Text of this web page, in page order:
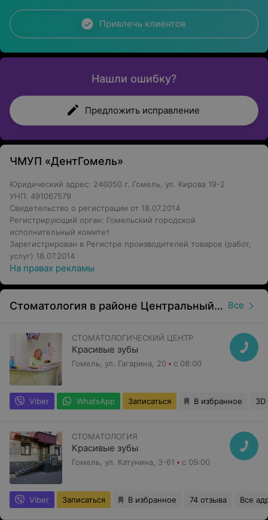
Привлечь клиентов
Нашли ошибку?
Предложить исправление
ЧМУП «ДентГомель»
Юридический адрес: 246050 г. Гомель, ул. Кирова 19-2
УНП: 491067579
Свидетельство о регистрации от 18.07.2014
Регистрирующий орган: Гомельский городской
исполнительный комитет
Зарегистрирован в Регистре производителей товаров (работ,
услуг) 18.07.2014
На правах рекламы
Стоматология в районе Центральный в Гомеле Все
СТОМАТОЛОГИЧЕСКИЙ ЦЕНТР
Красивые зубы
Гомель, ул. Гагарина, 20 с 08:00
Viber WhatsApp Записаться В избранное 3D
СТОМАТОЛОГИЯ
Красивые зубы
Гомель, ул. Катунина, 3-61 с 09:00
Viber Записаться В избранное 74 отзыва Все